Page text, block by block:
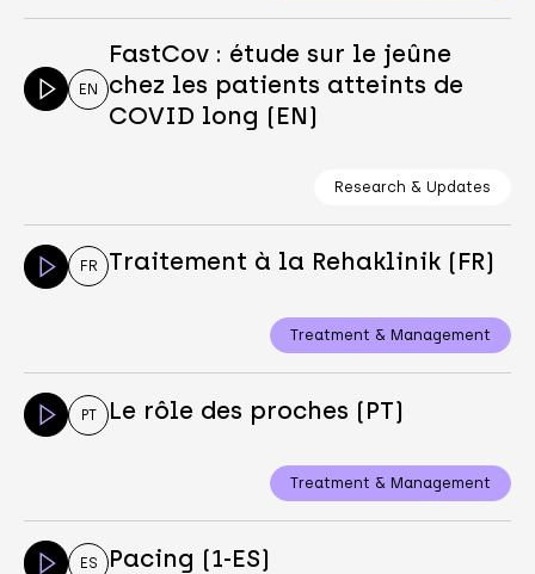
EN
FastCov : étude sur le jeûne
chez les patients atteints de
COVID long (EN)
Research & Updates
FR Traitement à la Rehaklinik (FR)
Treatment & Management
PT Le rôle des proches (PT)
Treatment & Management
ES Pacing (1-ES)